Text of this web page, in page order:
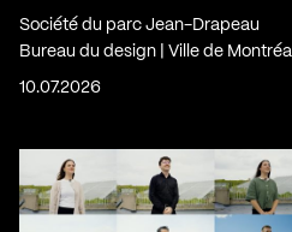
Société du parc Jean-Drapeau
Bureau du design | Ville de Montréal
10.07.2026